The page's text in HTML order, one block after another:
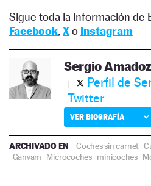
Sigue toda la información de
Facebook, Xo Instagram
Sergio Amadoz
Perfil de
Twitter
VER BIOGRAFÍA
ARCHIVADO EN Coches sin carnet ·
·Ganvam ·Microcoches·minicoches·